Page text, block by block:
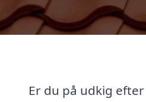
Er du på udkig